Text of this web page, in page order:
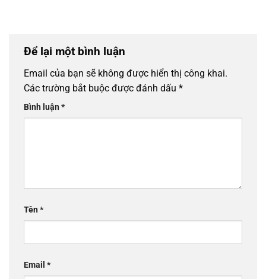
Để lại một bình luận
Email của bạn sẽ không được hiển thị công khai.
Các trường bắt buộc được đánh dấu *
Bình luận*
Tên*
Email *